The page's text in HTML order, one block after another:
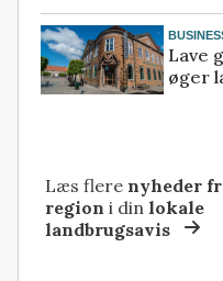
Lave
øger
Læs flere nyheder
region i dinlokale
landbrugsavis